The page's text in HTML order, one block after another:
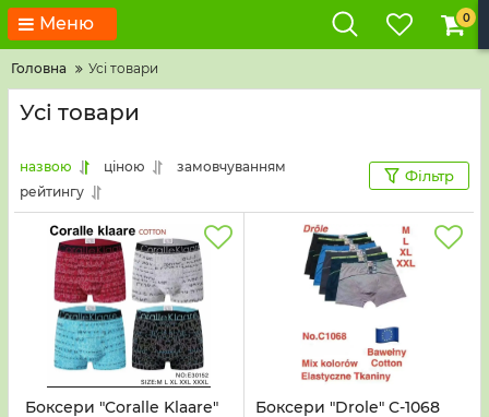
Меню 0
Головна Усі товари
Усі товари
назвою ціною
замовчуванням
рейтингу
Фільтр
Боксери "Coralle Klaare"
Боксери "Drole" C-1068